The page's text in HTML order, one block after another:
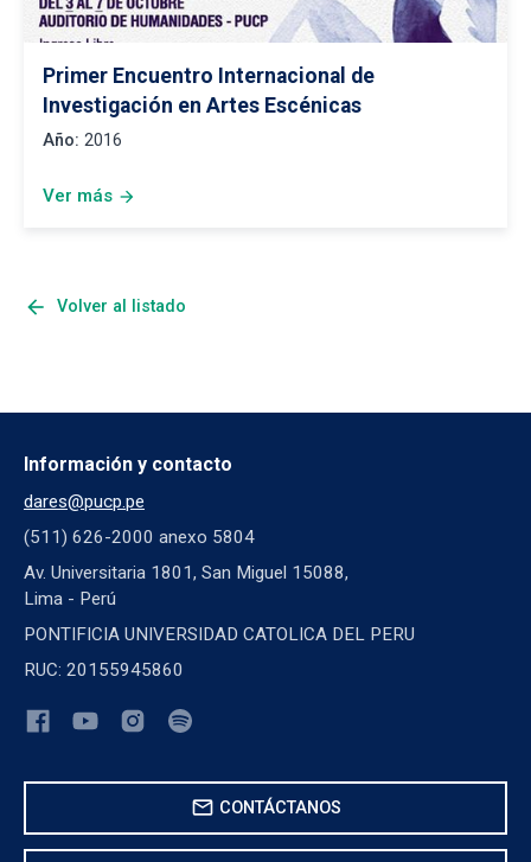
Primer Encuentro Internacional de
Investigación en Artes Escénicas
Año: 2016
Ver más arrow_forward
arrow_back Volver al listado
Información y contacto
dares@pucp.pe
(511) 626-2000 anexo 5804
Av. Universitaria 1801, San Miguel 15088,
Lima - Perú
PONTIFICIA UNIVERSIDAD CATOLICA DEL PERU
RUC: 20155945860
mail CONTÁCTANOS